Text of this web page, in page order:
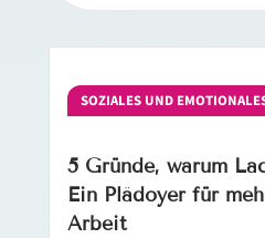
SOZIALES UND
5 Gründe, warum
Ein Plädoyer für
Arbeit